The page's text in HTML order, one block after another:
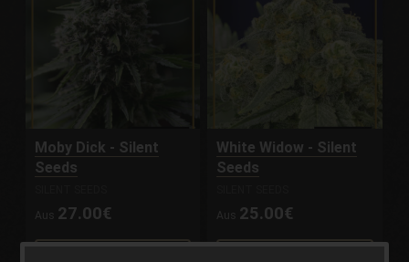
Moby Dick - Silent
Seeds
Aus 27.00€
White Widow - Silent
Seeds
Aus 25.00€